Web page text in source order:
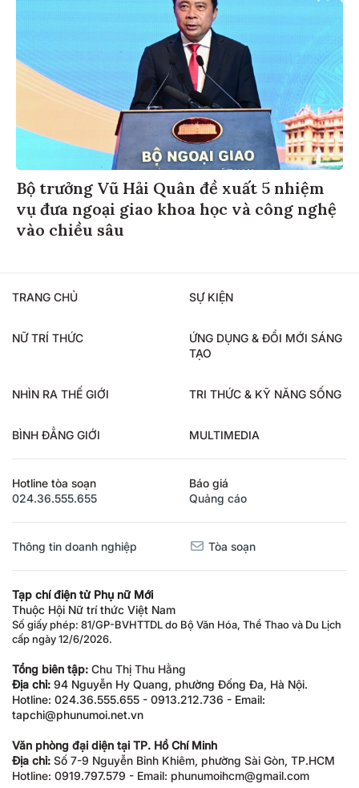
Bộ trưởng Vũ Hải Quân đề xuất 5 nhiệm
vụ đưa ngoại giao khoa học và công nghệ
vào chiều sâu
TRANG CHỦ SỰ KIỆN
NỮ TRÍ THỨC
ỨNG DỤNG & ĐỔI MỚI SÁNG
TẠO
NHÌN RA THẾ GIỚI TRI THỨC & KỸ NĂNG SỐNG
BÌNH ĐẲNG GIỚI MULTIMEDIA
Hotline tòa soạn
024.36.555.655
Báo giá
Quảng cáo
Thông tin doanh nghiệp Tòa soạn
Tạp chí điện tử Phụ nữ Mới
Thuộc Hội Nữ trí thức Việt Nam
Số giấy phép: 81/GP-BVHTTDL do Bộ Văn Hóa, Thể Thao và Du Lịch
cấp ngày 12/6/2026.
Tổng biên tập: Chu Thị Thu Hằng
Địa chỉ: 94 Nguyễn Hy Quang, phường Đống Đa, Hà Nội.
Hotline: 024.36.555.655 - 0913.212.736 - Email:
tapchi@phunumoi.net.vn
Văn phòng đại diện tại TP. Hồ Chí Minh
Địa chỉ: Số 7-9 Nguyễn Bỉnh Khiêm, phường Sài Gòn, TP.HCM
Hotline: 0919.797.579 - Email: phunumoihcm@gmail.com